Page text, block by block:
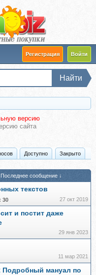
Регистрация Войти
Найти
версию
сайта
Доступно Закрыто
Последнее сообщение ↓
текстов
30 27 окт 2019
и постит даже
29 янв 2023
11 мар 2021
Подробный мануал по